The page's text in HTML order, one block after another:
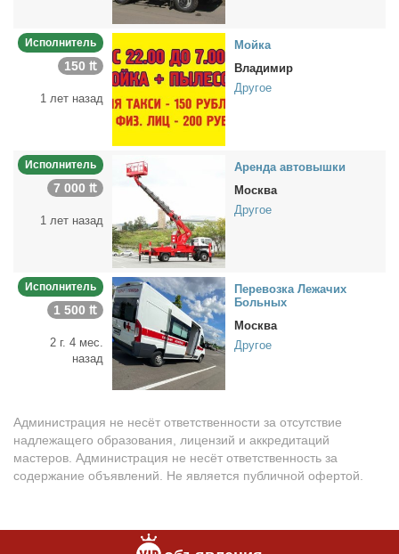
Исполнитель
150 ₶
1 лет назад
Мой­ка
Владимир
Другое
Исполнитель
7 000 ₶
1 лет назад
Арен­да ав­то­выш­ки
Москва
Другое
Исполнитель
1 500 ₶
2 г. 4 мес.
назад
Пе­ре­воз­ка Ле­жа­чих
Боль­ных
Москва
Другое
Администрация не несёт ответственности за отсутствие
надлежащего образования, лицензий и аккредитаций
мастеров. Администрация не несёт ответственность за
содержание объявлений. Не является публичной офертой.